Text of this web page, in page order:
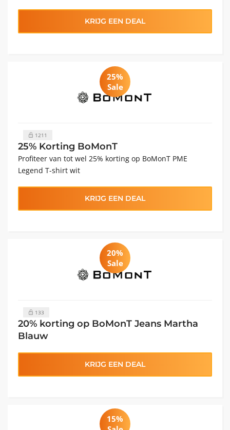
KRIJG EEN DEAL
25%
Sale
1211
25% Korting BoMonT
Profiteer van tot wel 25% korting op BoMonT PME
Legend T-shirt wit
KRIJG EEN DEAL
20%
Sale
133
20% korting op BoMonT Jeans Martha
Blauw
KRIJG EEN DEAL
15%